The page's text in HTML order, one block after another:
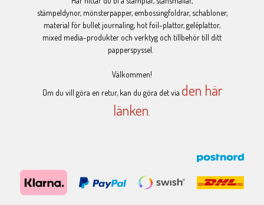
stämpeldynor, mönsterpapper, embossingfoldrar, schabloner,
material för bullet journaling, hot foil-plattor, geléplattor,
mixed media-produkter och verktyg och tillbehör till ditt
papperspyssel.
Välkommen!
Om du vill göra en retur, kan du göra det via den här
länken.